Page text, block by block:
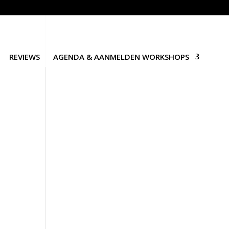
REVIEWS AGENDA & AANMELDEN WORKSHOPS